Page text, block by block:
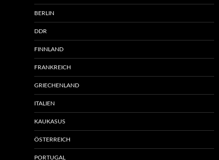
BERLIN
DDR
FINNLAND
FRANKREICH
GRIECHENLAND
ITALIEN
KAUKASUS
ÖSTERREICH
PORTUGAL